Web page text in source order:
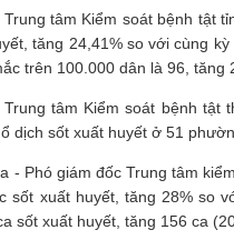
tâm Kiểm soát bệnh tật
tăng 24,41% so với cùng
trên 100.000 dân là 96, tăng
tâm Kiểm soát bệnh
dịch sốt xuất huyết ở 51
- Phó giám đốc Trung tâm
sốt xuất huyết, tăng 28% so
sốt xuất huyết, tăng 156 ca